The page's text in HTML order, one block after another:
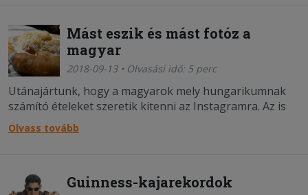
Mást eszik és mást fotóz a
magyar
2018-09-13 • Olvasási idő: 5 perc
Utánajártunk, hogy a magyarok mely hungarikumnak
számító ételeket szeretik kitenni az Instagramra. Az is
kiderült, hogy ez a lista nem egyezik a házhoz szállított
kedvenc fogásokkal.
Olvass tovább
Guinness-kajarekordok